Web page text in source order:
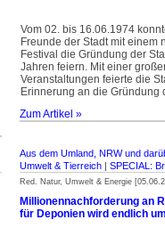
Vom 02. bis 16.06.1974
Freunde der Stadt mit einem
Festival die Gründung der
Jahren feiern. Mit einer
Veranstaltungen feierte die
Erinnerung an die Gründung
Zum Artikel »
Aus dem Umland, NRW und
Umwelt & Tierreich | SPECIAL:
Red. Natur, Umwelt & Energie
Millionennachforderung an
für Deponien wird endlich